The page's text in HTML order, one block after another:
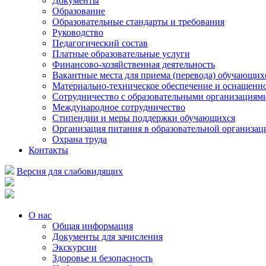
Образование
Образовательные стандарты и требования
Руководство
Педагогический состав
Платные образовательные услуги
Финансово-хозяйственная деятельность
Вакантные места для приема (перевода)
Материально-техническое обеспечение и
Сотрудничество с образовательными
Международное сотрудничество
Стипендии и меры поддержки обучающихся
Организация питания в образовательной
Охрана труда
Контакты
Версия для слабовидящих
О нас
Общая информация
Документы для зачисления
Экскурсии
Здоровье и безопасность